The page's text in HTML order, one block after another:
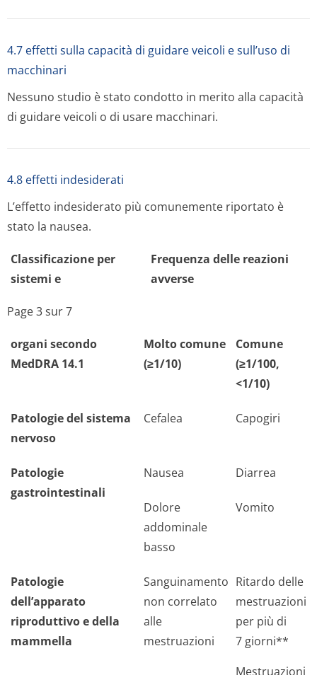
4.7 effetti sulla capacità di guidare veicoli e sull’uso di
macchinari
Nessuno studio è stato condotto in merito alla capacità
di guidare veicoli o di usare macchinari.
4.8 effetti indesiderati
L’effetto indesiderato più comunemente riportato è
stato la nausea.
Classificazione per
sistemi e
Frequenza delle reazioni
avverse
Page 3 sur 7
organi secondo
MedDRA 14.1
Molto comune
(≥1/10)
Comune
(≥1/100,
<1/10)
Patologie del sistema
nervoso
Cefalea Capogiri
Patologie
gastrointestinali
Nausea Diarrea
Dolore
addominale
basso
Vomito
Patologie
dell’apparato
riproduttivo e della
mammella
Sanguinamento
non correlato
alle
mestruazioni
Ritardo delle
mestruazioni
per più di
7 giorni**
Mestruazioni